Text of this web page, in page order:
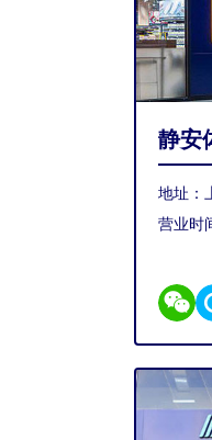
静安
地址：
营业时